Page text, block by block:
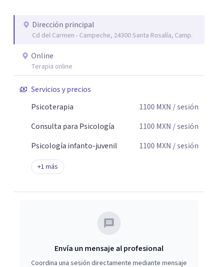
auténtica y comunicación clara y directa para darte
seguridad emocional y una dirección firme de tu proceso
de cambio.
Dirección principal
Cd del Carmen - Campeche, 24300 Santa Rosalía, Camp.
Online
Terapia online
Servicios y precios
Psicoterapia
1100 MXN / sesión
Consulta para Psicología
1100 MXN / sesión
Psicología infanto-juvenil
1100 MXN / sesión
+1 más
Envía un mensaje al profesional
Coordina una sesión directamente mediante mensaje